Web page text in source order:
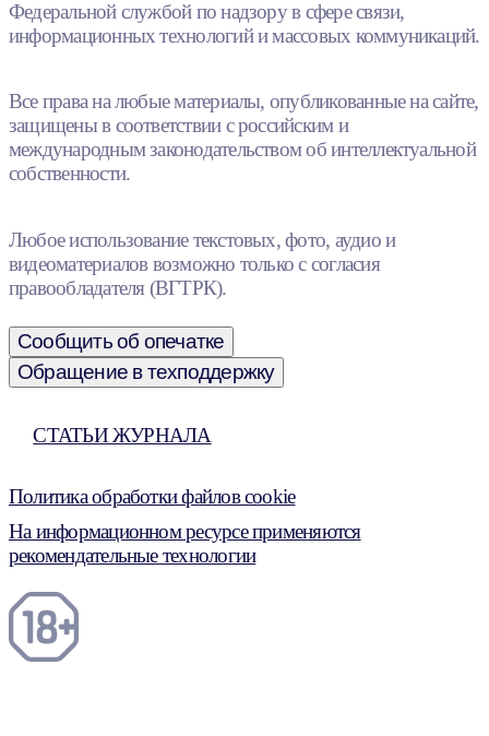
Федеральной службой по надзору в сфере связи,
информационных технологий и массовых коммуникаций.
Все права на любые материалы, опубликованные на сайте,
защищены в соответствии с российским и
международным законодательством об интеллектуальной
собственности.
Любое использование текстовых, фото, аудио и
видеоматериалов возможно только с согласия
правообладателя (ВГТРК).
Сообщить об опечатке
Обращение в техподдержку
СТАТЬИ ЖУРНАЛА
Политика обработки файлов cookie
На информационном ресурсе применяются
рекомендательные технологии